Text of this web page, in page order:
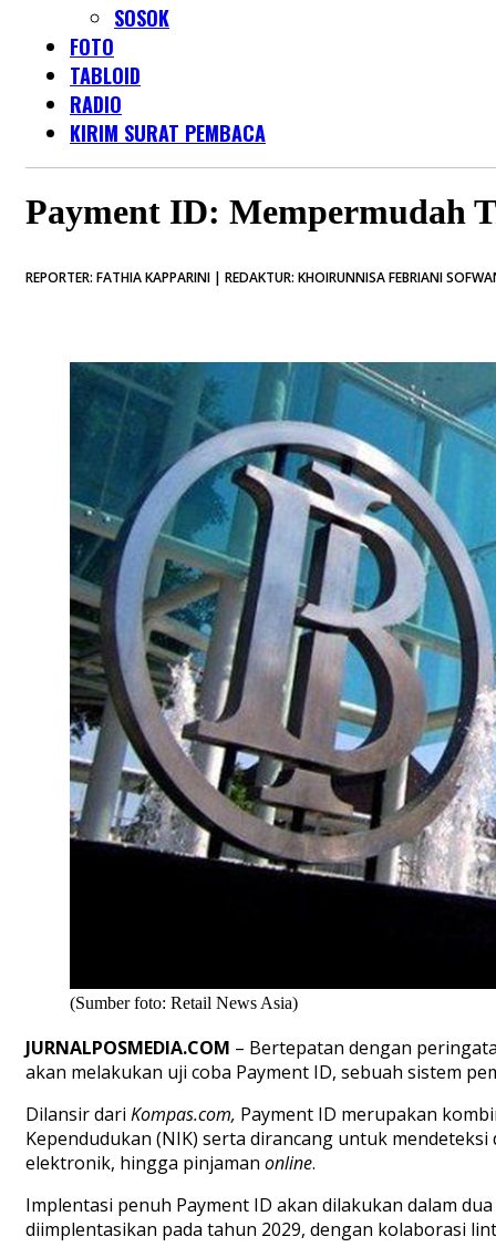
SOSOK
FOTO
TABLOID
RADIO
KIRIM SURAT PEMBACA
Payment ID: Mempermudah
REPORTER: FATHIA KAPPARINI | REDAKTUR: KHOIRUNNISA FEBRIANI
(Sumber foto: Retail News Asia)
JURNALPOSMEDIA.COM – Bertepatan dengan
akan melakukan uji coba Payment ID, sebuah sistem
Dilansir dari Kompas.com, Payment ID merupakan
Kependudukan (NIK) serta dirancang untuk
elektronik, hingga pinjaman online.
Implentasi penuh Payment ID akan dilakukan dalam
diimplentasikan pada tahun 2029, dengan kolaborasi